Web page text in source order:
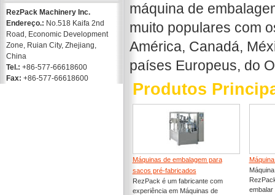
RezPack Machinery Inc.
Endereço.: No.518 Kaifa 2nd
Road, Economic Development
Zone, Ruian City, Zhejiang,
China
Tel.: +86-577-66618600
Fax: +86-577-66618600
máquina de
muito populares com
América, Canadá,
países Europeus, do
Produtos
Máquinas de embalagem para
sacos pré-fabricados
RezPack é um fabricante com
experiência em Máquinas de
embalar